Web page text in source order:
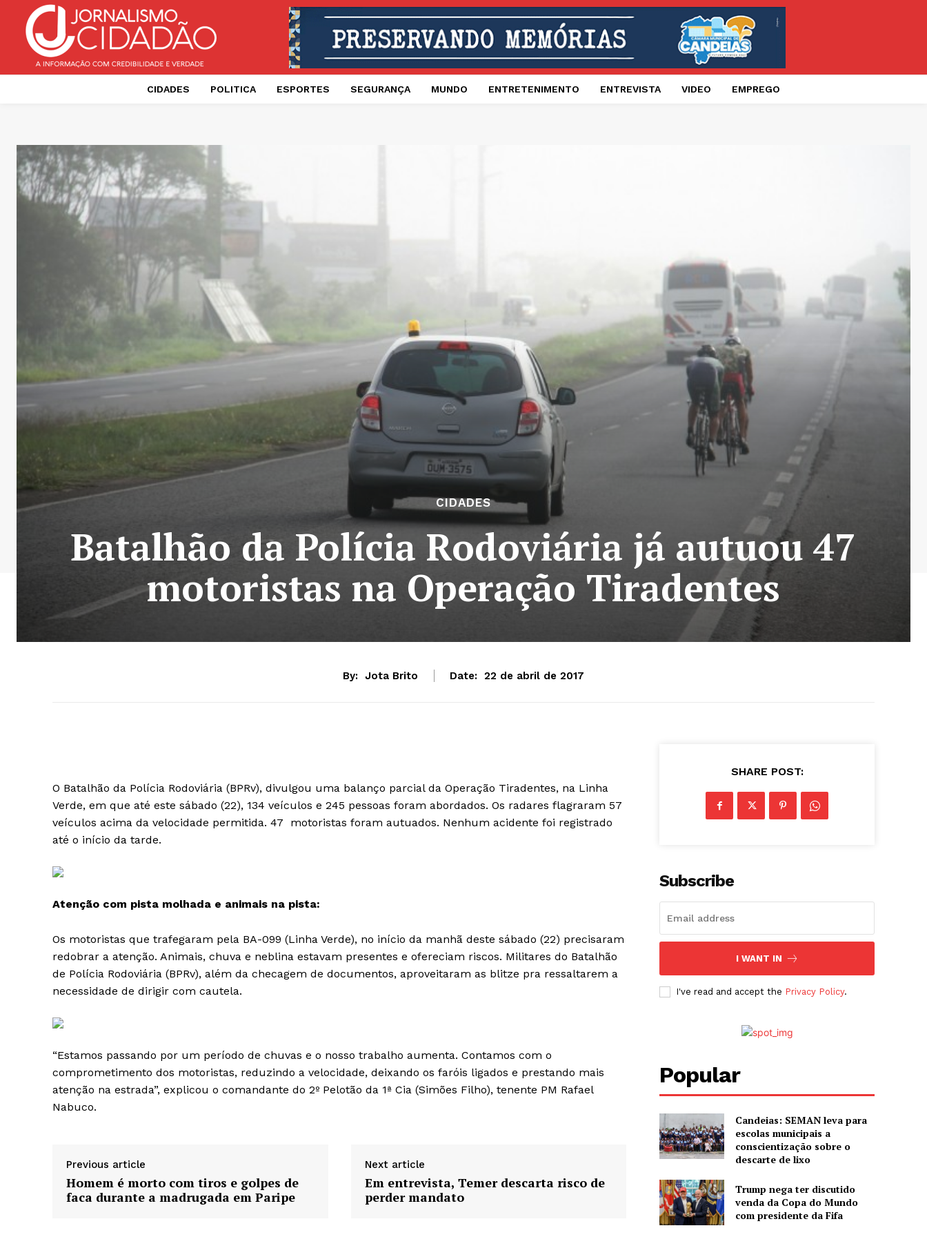
CIDADES POLITICA ESPORTES SEGURANÇA MUNDO ENTRETENIMENTO ENTREVISTA VIDEO EMPREGO
CIDADES
Batalhão da Polícia Rodoviária já autuou 47
motoristas na Operação Tiradentes
By: Jota Brito Date: 22 de abril de 2017
O Batalhão da Polícia Rodoviária (BPRv), divulgou uma balanço parcial da Operação Tiradentes, na Linha
Verde, em que até este sábado (22), 134 veículos e 245 pessoas foram abordados. Os radares flagraram 57
veículos acima da velocidade permitida. 47 motoristas foram autuados. Nenhum acidente foi registrado
até o início da tarde.
Atenção com pista molhada e animais na pista:
Os motoristas que trafegaram pela BA-099 (Linha Verde), no início da manhã deste sábado (22) precisaram
redobrar a atenção. Animais, chuva e neblina estavam presentes e ofereciam riscos. Militares do Batalhão
de Polícia Rodoviária (BPRv), além da checagem de documentos, aproveitaram as blitze pra ressaltarem a
necessidade de dirigir com cautela.
“Estamos passando por um período de chuvas e o nosso trabalho aumenta. Contamos com o
comprometimento dos motoristas, reduzindo a velocidade, deixando os faróis ligados e prestando mais
atenção na estrada”, explicou o comandante do 2º Pelotão da 1ª Cia (Simões Filho), tenente PM Rafael
Nabuco.
Previous article
Homem é morto com tiros e golpes de
faca durante a madrugada em Paripe
Next article
Em entrevista, Temer descarta risco de
perder mandato
SHARE POST:
Subscribe
I WANT IN
I've read and accept the Privacy Policy.
Popular
Candeias: SEMAN leva para
escolas municipais a
conscientização sobre o
descarte de lixo
Trump nega ter discutido
venda da Copa do Mundo
com presidente da Fifa